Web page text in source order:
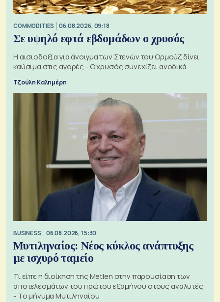
COMMODITIES 06.08.2026, 09:18
Σε υψηλό εφτά εβδομάδων ο χρυσός
Η αισιοδοξία για άνοιγμα των Στενών του Ορμούζ δίνει
καύσιμα στις αγορές - Ο χρυσός συνεχίζει ανοδικά
Τζούλη Καλημέρη
BUSINESS 06.08.2026, 15:30
Μυτιληναίος: Νέος κύκλος ανάπτυξης
με ισχυρό ταμείο
Τι είπε η διοίκηση της Metlen στην παρουσίαση των
αποτελεσμάτων του πρώτου εξαμήνου στους αναλυτές
- Το μήνυμα Μυτιληναίου